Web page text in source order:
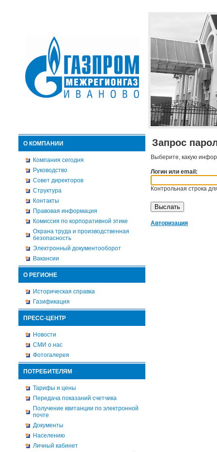
О КОМПАНИИ
Компания сегодня
Руководство
Совет директоров
Структура
Контакты
Правовая информация
Комиссия по корпоративной этике
Охрана труда и производственная
безопасность
Электронный документооборот
Вакансии
О РЕГИОНЕ
Историческая справка
Газификация
ПРЕСС-ЦЕНТР
Новости
СМИ о нас
Фотогалерея
ПОТРЕБИТЕЛЯМ
Тарифы и цены
Передача показаний счетчика
Получение квитанции по электронной
почте
Документы
Населению
Личный кабинет
Запрос
Выберите, какую
Логин или email:
Контрольная строка
Авторизация